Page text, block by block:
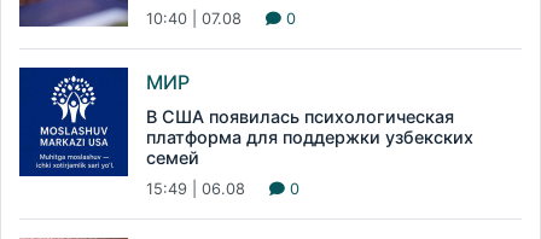
10:40 | 07.08 0
МИР
В США появилась психологическая
платформа для поддержки узбекских
семей
15:49 | 06.08 0